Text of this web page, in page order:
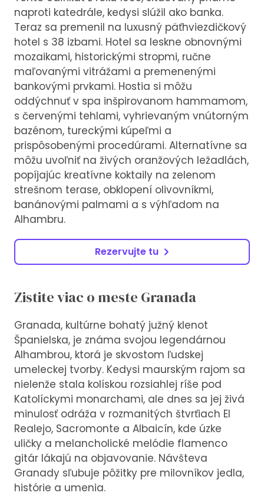
naproti katedrále, kedysi slúžil ako banka.
Teraz sa premenil na luxusný päťhviezdičkový
hotel s 38 izbami. Hotel sa leskne obnovnými
mozaikami, historickými stropmi, ručne
maľovanými vitrážami a premenenými
bankovými prvkami. Hostia si môžu
oddýchnuť v spa inšpirovanom hammamom,
s červenými tehlami, vyhrievaným vnútorným
bazénom, tureckými kúpeľmi a
prispôsobenými procedúrami. Alternatívne sa
môžu uvoľniť na živých oranžových ležadlách,
popíjajúc kreatívne koktaily na zelenom
strešnom terase, obklopení olivovníkmi,
banánovými palmami a s výhľadom na
Alhambru.
Rezervujte tu
Zistite viac o meste Granada
Granada, kultúrne bohatý južný klenot
Španielska, je známa svojou legendárnou
Alhambrou, ktorá je skvostom ľudskej
umeleckej tvorby. Kedysi maurským rajom sa
nielenže stala kolískou rozsiahlej ríše pod
Katolíckymi monarchami, ale dnes sa jej živá
minulosť odráža v rozmanitých štvrťiach El
Realejo, Sacromonte a Albaicín, kde úzke
uličky a melancholické melódie flamenco
gitár lákajú na objavovanie. Návšteva
Granady sľubuje pôžitky pre milovníkov jedla,
histórie a umenia.